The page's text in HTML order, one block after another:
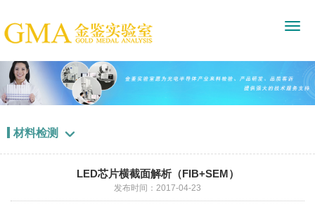
材料检测 
LED芯片横截面解析（FIB+SEM）
发布时间：2017-04-23